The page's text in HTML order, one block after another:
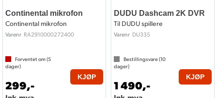
Continental mikrofon
Continental mikrofon
Varenr RA2910000272400
Forventet om (5
dager)
299,-
KJØP
DUDU Dashcam 2K DVR
Til DUDU spillere
Varenr DU335
Bestillingsvare (10
dager)
1 490,-
KJØP